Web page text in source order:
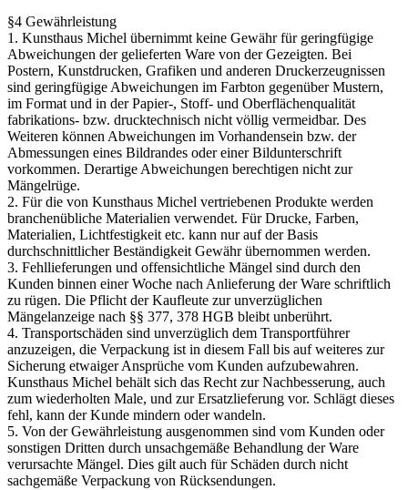
§4 Gewährleistung
1. Kunsthaus Michel übernimmt keine Gewähr für geringfügige
Abweichungen der gelieferten Ware von der Gezeigten. Bei
Postern, Kunstdrucken, Grafiken und anderen Druckerzeugnissen
sind geringfügige Abweichungen im Farbton gegenüber Mustern,
im Format und in der Papier-, Stoff- und Oberflächenqualität
fabrikations- bzw. drucktechnisch nicht völlig vermeidbar. Des
Weiteren können Abweichungen im Vorhandensein bzw. der
Abmessungen eines Bildrandes oder einer Bildunterschrift
vorkommen. Derartige Abweichungen berechtigen nicht zur
Mängelrüge.
2. Für die von Kunsthaus Michel vertriebenen Produkte werden
branchenübliche Materialien verwendet. Für Drucke, Farben,
Materialien, Lichtfestigkeit etc. kann nur auf der Basis
durchschnittlicher Beständigkeit Gewähr übernommen werden.
3. Fehllieferungen und offensichtliche Mängel sind durch den
Kunden binnen einer Woche nach Anlieferung der Ware schriftlich
zu rügen. Die Pflicht der Kaufleute zur unverzüglichen
Mängelanzeige nach §§ 377, 378 HGB bleibt unberührt.
4. Transportschäden sind unverzüglich dem Transportführer
anzuzeigen, die Verpackung ist in diesem Fall bis auf weiteres zur
Sicherung etwaiger Ansprüche vom Kunden aufzubewahren.
Kunsthaus Michel behält sich das Recht zur Nachbesserung, auch
zum wiederholten Male, und zur Ersatzlieferung vor. Schlägt dieses
fehl, kann der Kunde mindern oder wandeln.
5. Von der Gewährleistung ausgenommen sind vom Kunden oder
sonstigen Dritten durch unsachgemäße Behandlung der Ware
verursachte Mängel. Dies gilt auch für Schäden durch nicht
sachgemäße Verpackung von Rücksendungen.